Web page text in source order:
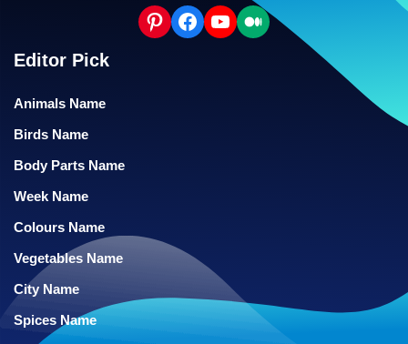
Editor Pick
Animals Name
Birds Name
Body Parts Name
Week Name
Colours Name
Vegetables Name
City Name
Spices Name